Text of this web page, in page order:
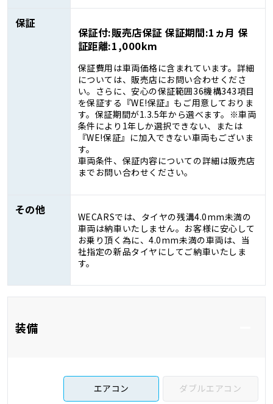
保証
保証付:販売店保証 保証期間:1ヵ月 保
証距離:1,000km
保証費用は車両価格に含まれています。詳細
については、販売店にお問い合わせくださ
い。さらに、安心の保証範囲36機構343項目
を保証する『WE!保証』もご用意しておりま
す。保証期間が1.3.5年から選べます。※車両
条件により1年しか選択できない、または
『WE!保証』に加入できない車両もございま
す。
車両条件、保証内容についての詳細は販売店
までお問い合わせください。
その他
WECARSでは、タイヤの残溝4.0mm未満の
車両は納車いたしません。お客様に安心して
お乗り頂く為に、4.0mm未満の車両は、当
社指定の新品タイヤにしてご納車いたしま
す。
装備
エアコン ダブルエアコン